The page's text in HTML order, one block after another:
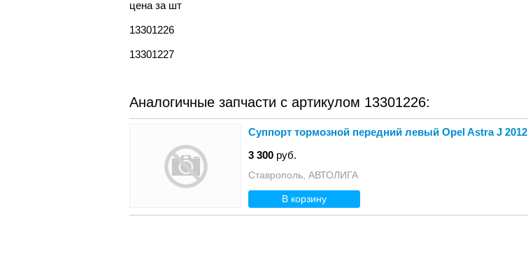
цена за шт
13301226
13301227
Аналогичные запчасти с артикулом 13301226:
Суппорт тормозной передний левый Opel Astra J 2012
3 300 руб.
Ставрополь, АВТОЛИГА
В корзину